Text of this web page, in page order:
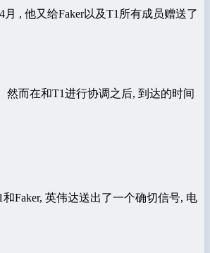
, 他又给Faker以及T1所有成员赠送了
然而在和T1进行协调之后, 到达的时间
Faker, 英伟达送出了一个确切信号, 电